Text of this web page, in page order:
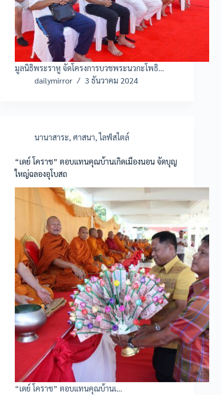
มูลนิธิพระราหู จัดโครงการบวชพระนวกะโพธิ…
dailymirror
3 ธันวาคม 2024
นานาสาระ,ศาสนา,ไลฟ์สไตล์
“เดย์ โคราช” ตอบแทนคุณบ้านเกิดเมืองนอน จัดบุญ
ใหญ่ฉลองอุโบสถ
“เดย์ โคราช” ตอบแทนคุณบ้านเ…